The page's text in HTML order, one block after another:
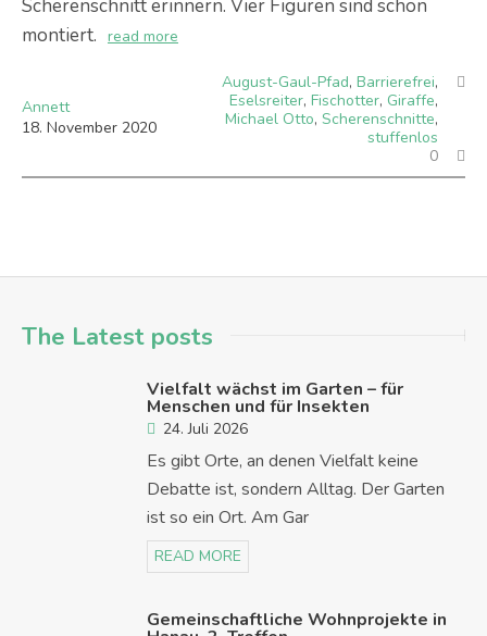
Scherenschnitt erinnern. Vier Figuren sind schon
montiert. read more
Annett
18. November 2020
August-Gaul-Pfad, Barrierefrei,
Eselsreiter, Fischotter, Giraffe,
Michael Otto, Scherenschnitte,
stuffenlos
0
The Latest posts
Vielfalt wächst im Garten – für
Menschen und für Insekten
24. Juli 2026
Es gibt Orte, an denen Vielfalt keine
Debatte ist, sondern Alltag. Der Garten
ist so ein Ort. Am Gar
READ MORE
Gemeinschaftliche Wohnprojekte in